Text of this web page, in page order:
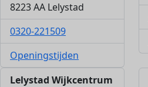
8223 AA Lelystad
0320-221509
Openingstijden
Lelystad Wijkcentrum